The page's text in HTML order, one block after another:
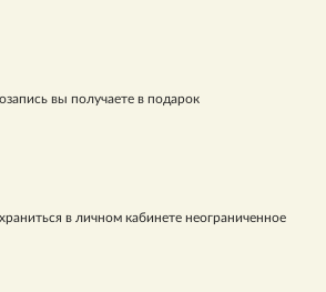
вы получаете в подарок
в личном кабинете неограниченное